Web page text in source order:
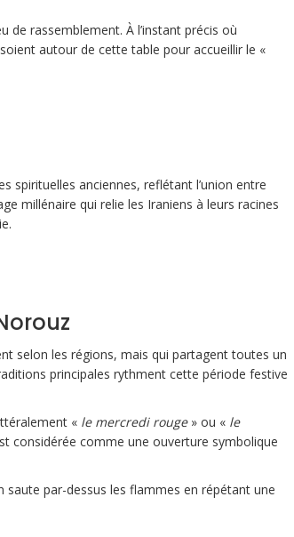
de rassemblement. À l’instant précis où
autour de cette table pour accueillir le «
spirituelles anciennes, reflétant l’union entre
millénaire qui relie les Iraniens à leurs racines
selon les régions, mais qui partagent toutes un
principales rythment cette période festive
« le mercredi rouge» ou « le
considérée comme une ouverture symbolique
par-dessus les flammes en répétant une